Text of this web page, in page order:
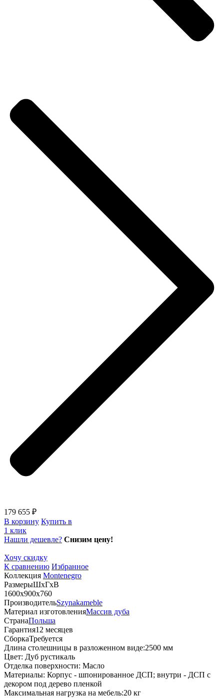
179 655 ₽
В корзину Купить в
1 клик
Нашли дешевле? Снизим цену!
Хочу скидку
К сравнению Избранное
Коллекция Montenegro
РазмерыШхГхВ
1600х900х760
ПроизводительSzynakameble
Материал изготовленияМассив дуба
СтранаПольша
Гарантия12 месяцев
СборкаТребуется
Длина столешницы в разложенном виде:2500 мм
Цвет: Дуб рустикаль
Отделка поверхности: Масло
Материалы: Корпус - шпонированное ДСП; внутри - ДСП с
декором под дерево пленкой
Максимальная нагрузка на мебель:20 кг